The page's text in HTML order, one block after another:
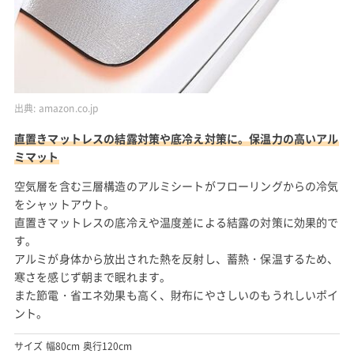
出典: amazon.co.jp
直置きマットレスの結露対策や底冷え対策に。保温力の高いアル
ミマット
空気層を含む三層構造のアルミシートがフローリングからの冷気
をシャットアウト。
直置きマットレスの底冷えや温度差による結露の対策に効果的で
す。
アルミが身体から放出された熱を反射し、蓄熱・保温するため、
寒さを感じず朝まで眠れます。
また節電・省エネ効果も高く、財布にやさしいのもうれしいポイ
ント。
サイズ 幅80cm 奥行120cm